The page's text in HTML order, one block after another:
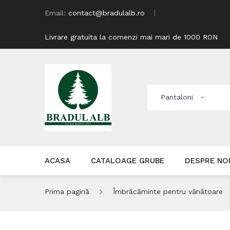
Email: contact@bradulalb.ro
Livrare gratuita la comenzi mai mari de 1000 RON
Pantaloni
ACASA CATALOAGE GRUBE DESPRE NOI
Prima pagină Îmbrăcăminte pentru vânătoare